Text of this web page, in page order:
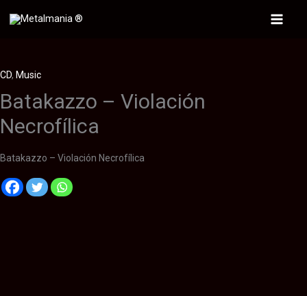
Main
CD, Music
Batakazzo – Violación
Necrofílica
Batakazzo – Violación Necrofílica